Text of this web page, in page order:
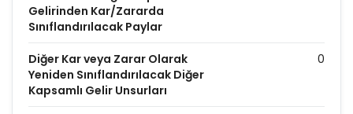
Gelirinden Kar/Zararda
Sınıflandırılacak Paylar
Diğer Kar veya Zarar Olarak
Yeniden Sınıflandırılacak Diğer
Kapsamlı Gelir Unsurları
0